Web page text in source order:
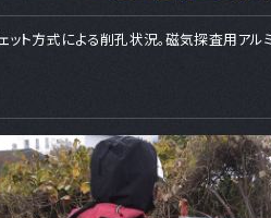
ット方式による削孔状況。磁気探査用アル